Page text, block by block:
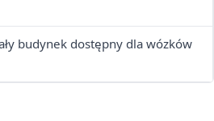
budynek dostępny dla wózków